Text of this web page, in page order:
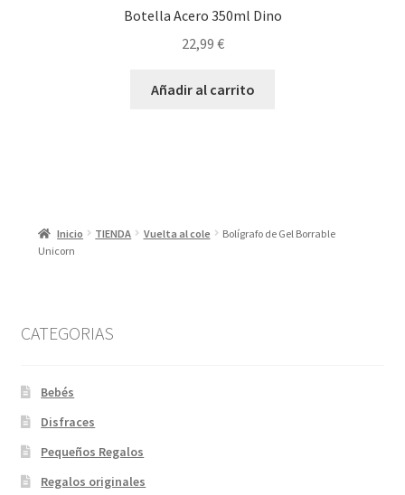
Botella Acero 350ml Dino
22,99 €
Añadir al carrito
Inicio TIENDA Vuelta al cole
Bolígrafo de Gel Borrable
Unicorn
CATEGORIAS
Bebés
Disfraces
Pequeños Regalos
Regalos originales